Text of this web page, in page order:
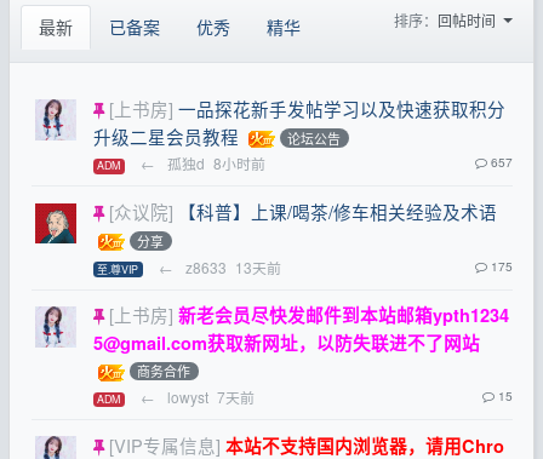
最新 已备案 优秀 精华 排序： 回帖时间
[上书房] 一品探花新手发帖学习以及快速获取积分
升级二星会员教程
论坛公告
ADM ← 孤独d 8小时前 657
[众议院] 【科普】上课/喝茶/修车相关经验及术语
分享
至.尊VIP ← z8633 13天前 175
[上书房] 新老会员尽快发邮件到本站邮箱ypth1234
5@gmail.com获取新网址，以防失联进不了网站
商务合作
ADM ← lowyst 7天前 15
[VIP专属信息] 本站不支持国内浏览器，请用Chro